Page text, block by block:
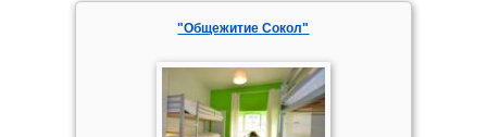
"Общежитие Сокол"